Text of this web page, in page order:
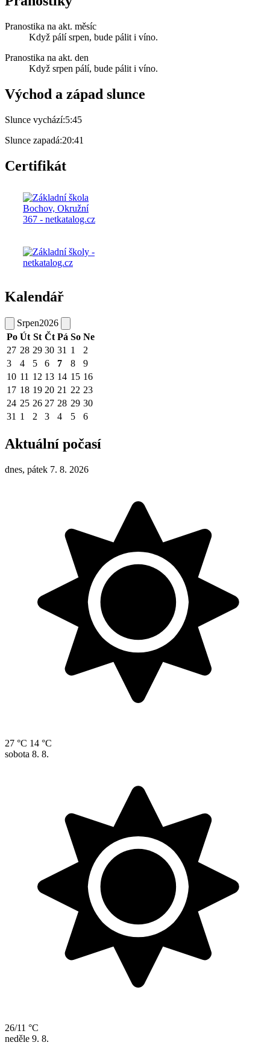
Pranostika na akt. měsíc
Když pálí srpen, bude pálit i víno.
Pranostika na akt. den
Když srpen pálí, bude pálit i víno.
Východ a západ slunce
Slunce vychází:5:45
Slunce zapadá:20:41
Certifikát
Kalendář
Srpen2026
Po Út St Čt Pá So Ne
27 28 29 30 31 1
2
3
4 5 6 7 8
9
10 11 12 13 14 15 16
17 18 19 20 21 22 23
24 25 26 27 28 29 30
31 1 2 3 4 5 6
Aktuální počasí
dnes, pátek 7. 8. 2026
27 °C 14 °C
sobota 8. 8.
26/11 °C
neděle 9. 8.